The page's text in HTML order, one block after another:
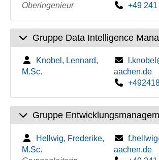
Oberingenieur
+49
Gruppe Data Intelligence
Knobel, Lennard,
M.Sc.
aachen.de
Gruppe
Hellwig, Frederike,
M.Sc.
aachen.de